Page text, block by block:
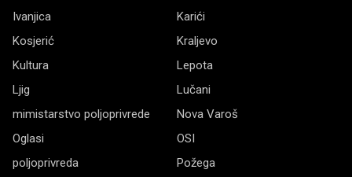
Ivanjica
Karići
Kosjerić
Kraljevo
Kultura
Lepota
Ljig
Lučani
mimistarstvo poljoprivrede
Nova Varoš
Oglasi
OSI
poljoprivreda
Požega